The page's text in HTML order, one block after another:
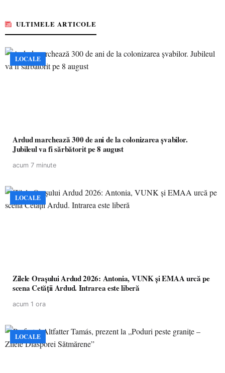
ULTIMELE ARTICOLE
LOCALE
Ardud marchează 300 de ani de la colonizarea șvabilor.
Jubileul va fi sărbătorit pe 8 august
acum 7 minute
LOCALE
Zilele Orașului Ardud 2026: Antonia, VUNK și EMAA urcă pe
scena Cetății Ardud. Intrarea este liberă
acum 1 ora
LOCALE